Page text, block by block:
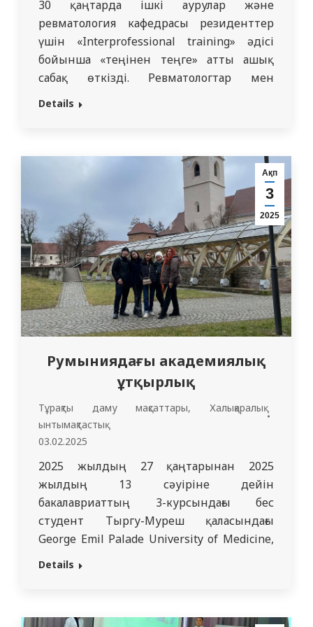
30 қаңтарда ішкі аурулар және
ревматология кафедрасы резиденттер
үшін «Interprofessional training» әдісі
бойынша «теңінен теңге» атты ашық
сабақ өткізді. Ревматологтар мен
нефрологтардың бірігуі «Бүйректің
профессоры Р.Л. Иванованың
жетекшілігімен «Классикалық подагра.
Дәрігердің подаграға заманауи
көзқарасы», «Симптомсыз
гиперурикемияны емдеу аспектілері»
тақырыбында баяндамалар жасады.
Резидент нефрологтар, ассистент А.С.
Ботабаеваның…
Details
Ақп
3
2025
Румыниядағы академиялық
ұтқырлық
Тұрақты даму мақсаттары,Халықаралық
ынтымақтастық
03.02.2025
2025 жылдың 27 қаңтарынан 2025
жылдың 13 сәуіріне дейін
бакалавриаттың 3-курсындағы бес
студент Тыргу-Муреш қаласындағы
George Emil Palade University of Medicine,
Pharmacy, Science and Technology of Târgu
Details